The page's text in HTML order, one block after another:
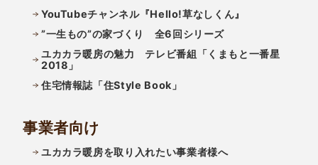
YouTubeチャンネル『Hello!草なしくん』
”一生もの”の家づくり 全6回シリーズ
ユカカラ暖房の魅力 テレビ番組「くまもと一番星
2018」
住宅情報誌「住Style Book」
事業者向け
ユカカラ暖房を取り入れたい事業者様へ